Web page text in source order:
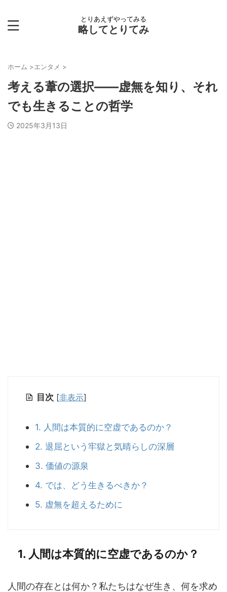
とりあえずやってみる
略してとりてみ
ホーム >エンタメ >
考える葦の選択――虚無を知り、それ
でも生きることの哲学
2025年3月13日
目次 [非表示]
1. 人間は本質的に空虚であるのか？
2. 退屈という牢獄と気晴らしの深層
3. 価値の源泉
4. では、どう生きるべきか？
5. 虚無を超えるために
1. 人間は本質的に空虚であるのか？
人間の存在とは何か？私たちはなぜ生き、何を求め